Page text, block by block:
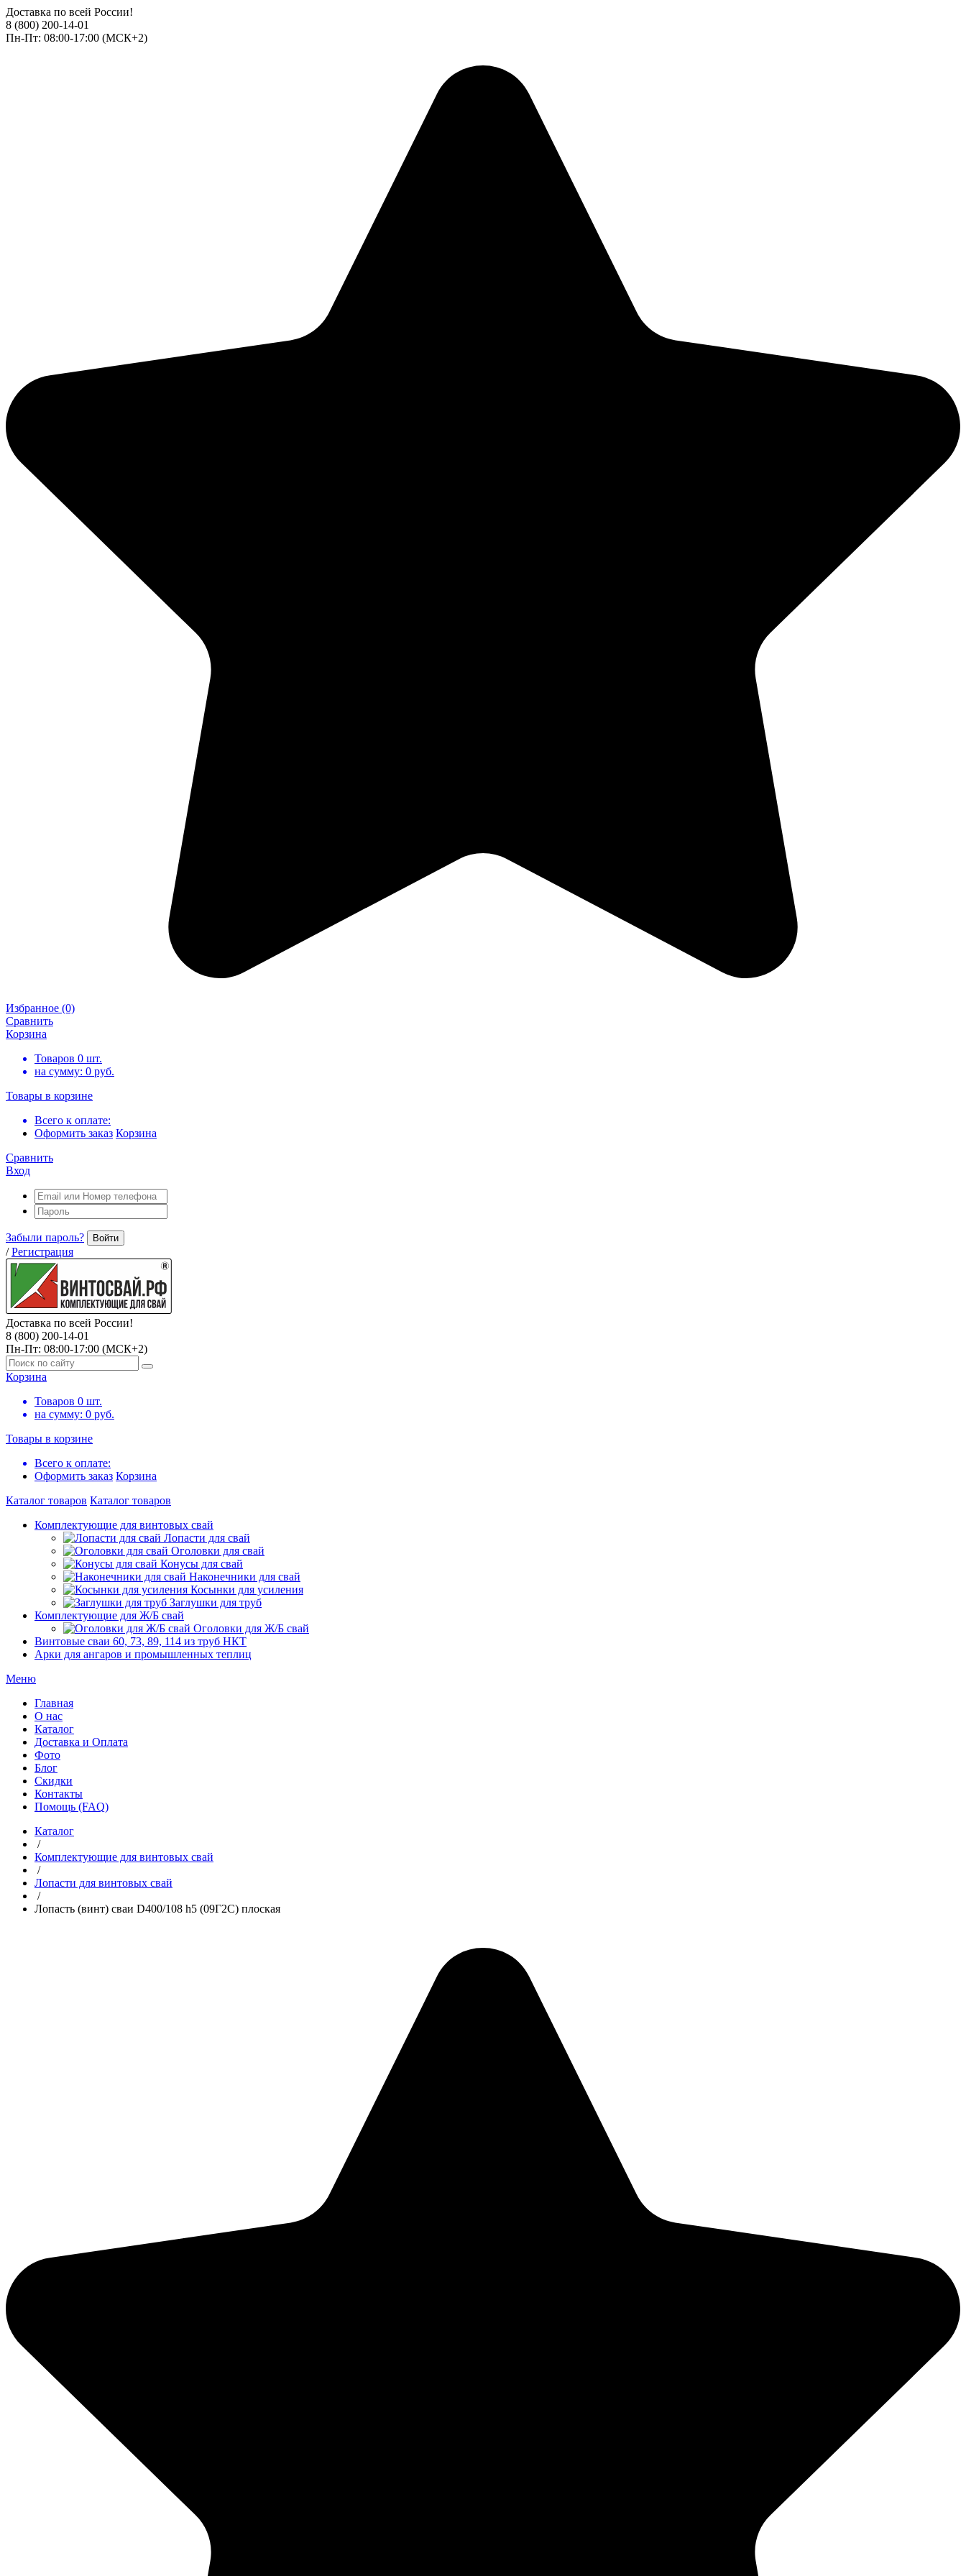
Доставка по всей России!
8 (800) 200-14-01
Пн-Пт: 08:00-17:00 (МСК+2)
Избранное (0)
Сравнить
Корзина
Товаров 0 шт.
на сумму: 0 руб.
Товары в корзине
Всего к оплате:
Оформить заказ Корзина
Сравнить
Вход
Забыли пароль? Войти
/ Регистрация
Доставка по всей России!
8 (800) 200-14-01
Пн-Пт: 08:00-17:00 (МСК+2)
Корзина
Товаров 0 шт.
на сумму: 0 руб.
Товары в корзине
Всего к оплате:
Оформить заказ Корзина
Каталог товаров Каталог товаров
Комплектующие для винтовых свай
Лопасти для свай
Оголовки для свай
Конусы для свай
Наконечники для свай
Косынки для усиления
Заглушки для труб
Комплектующие для Ж/Б свай
Оголовки для Ж/Б свай
Винтовые сваи 60, 73, 89, 114 из труб НКТ
Арки для ангаров и промышленных теплиц
Меню
Главная
О нас
Каталог
Доставка и Оплата
Фото
Блог
Скидки
Контакты
Помощь (FAQ)
Каталог
/
Комплектующие для винтовых свай
/
Лопасти для винтовых свай
/
Лопасть (винт) сваи D400/108 h5 (09Г2С) плоская